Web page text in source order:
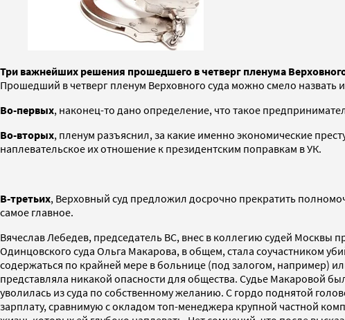
Три важнейших решения прошедшего в четверг пленума
Прошедший в четверг пленум Верховного суда можно смело назвать
Во-первых, наконец-то дано определение, что такое
Во-вторых, пленум разъяснил, за какие именно экономические
наплевательское их отношение к президентским поправкам в УК.
В-третьих, Верховный суд предложил досрочно прекратить
самое главное.
Вячеслав Лебедев, председатель ВС, внес в коллегию судей Москвы
Одинцовского суда Ольга Макарова, в общем, стала соучастником
содержаться по крайней мере в больнице (под залогом, например)
представляла никакой опасности для общества. Судье Макаровой
уволилась из суда по собственному желанию. С гордо поднятой
зарплату, сравнимую с окладом топ-менеджера крупной частной